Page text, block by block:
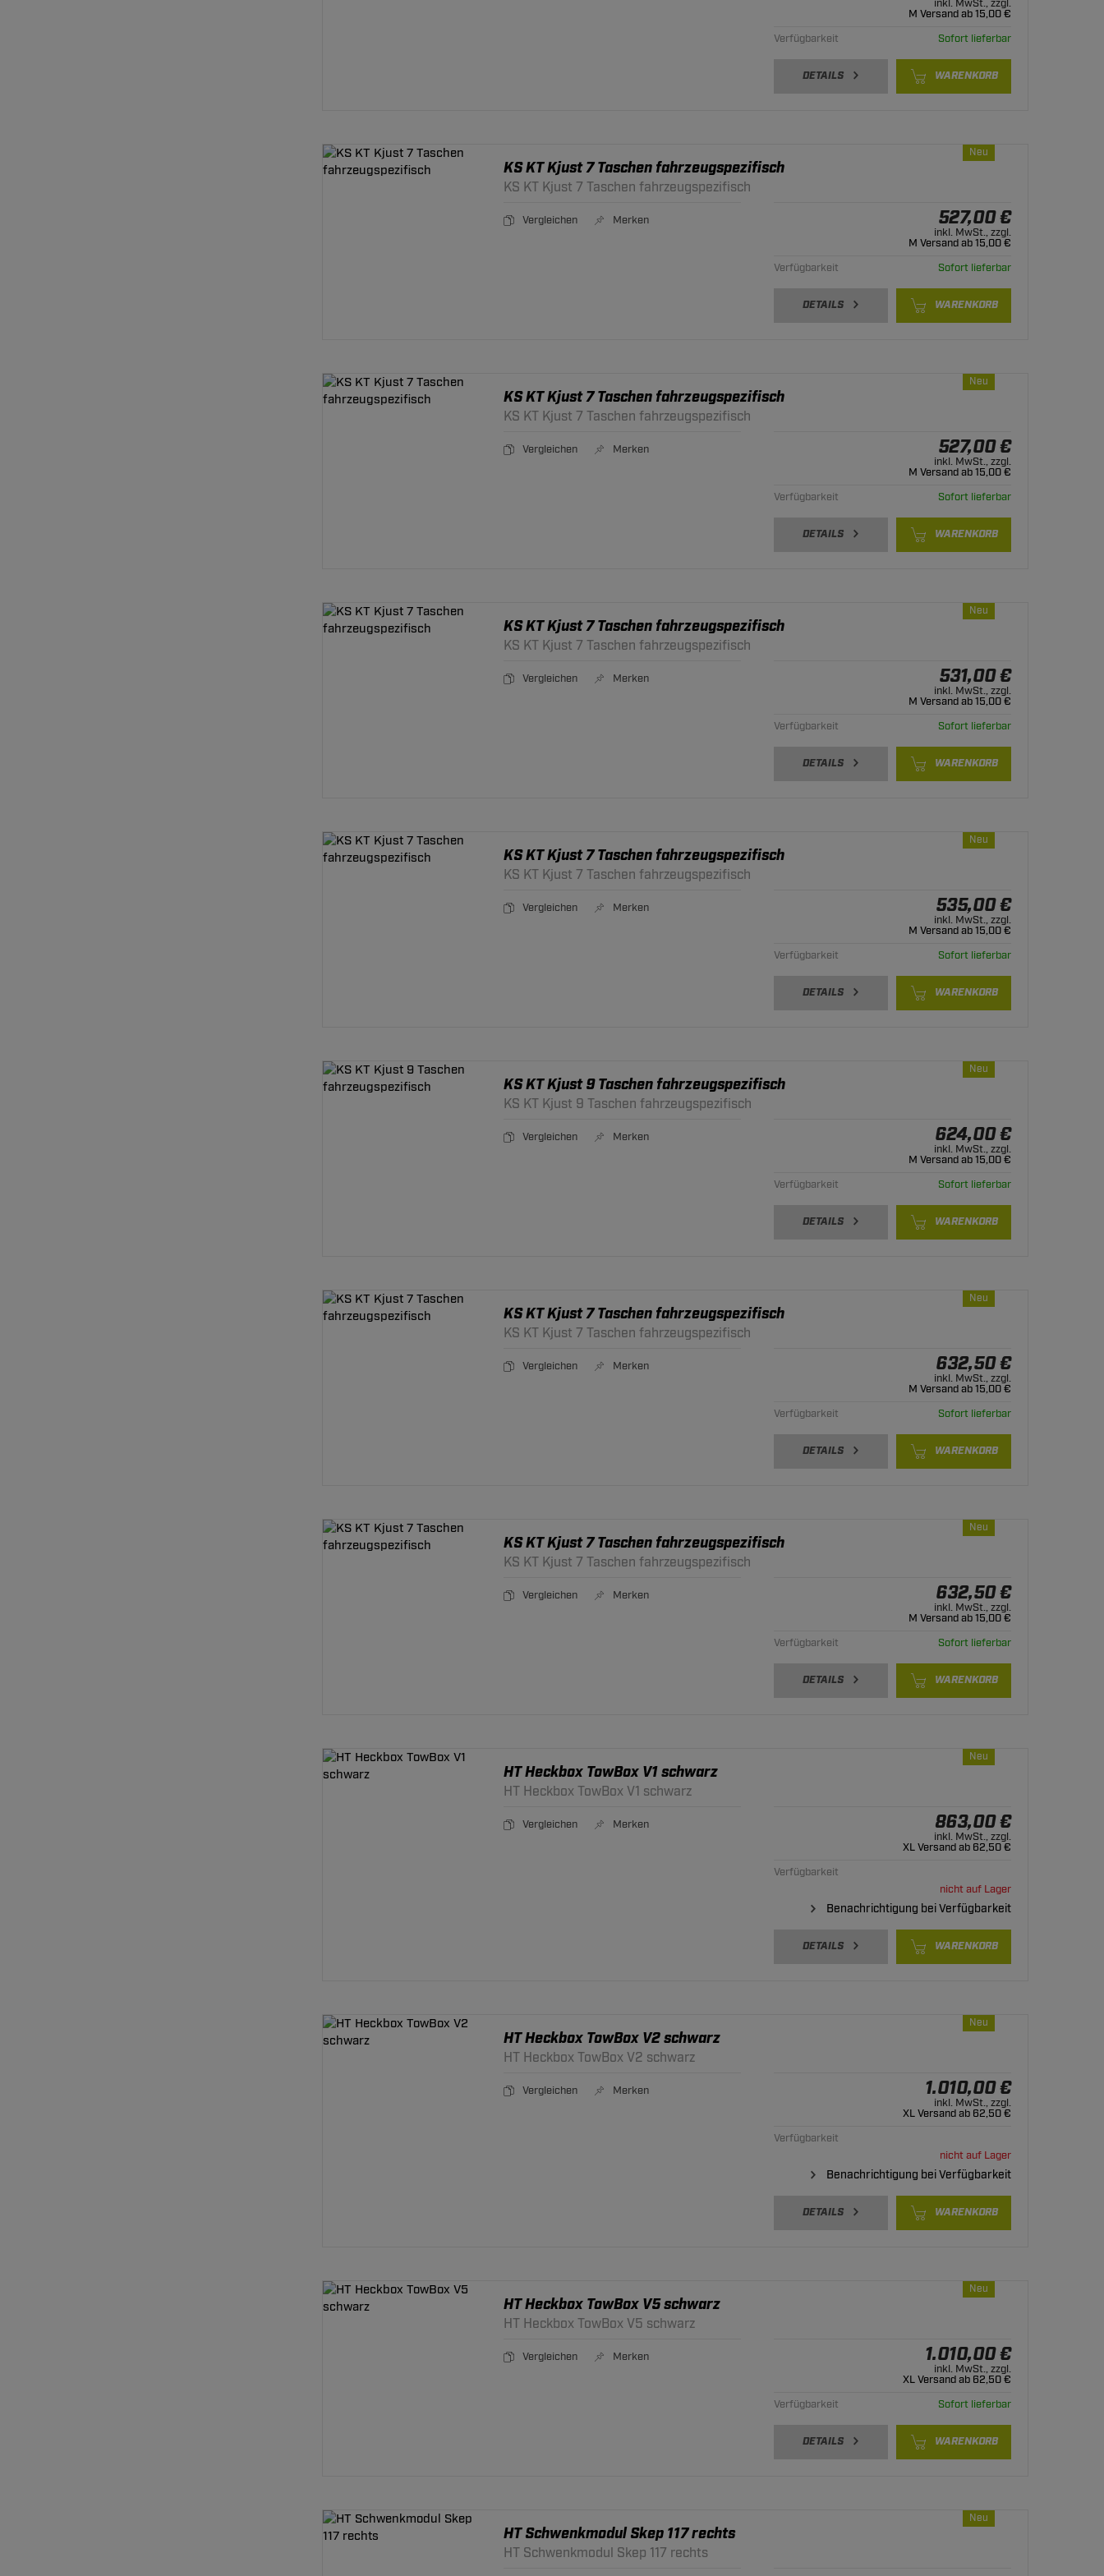
inkl. MwSt., zzgl.
M Versand ab 15,00 €
Verfügbarkeit
Sofort lieferbar
DETAILS WARENKORB
Neu
KS KT Kjust 7 Taschen fahrzeugspezifisch
KS KT Kjust 7 Taschen fahrzeugspezifisch
Vergleichen Merken 527,00 €
inkl. MwSt., zzgl.
M Versand ab 15,00 €
Verfügbarkeit
Sofort lieferbar
DETAILS WARENKORB
Neu
KS KT Kjust 7 Taschen fahrzeugspezifisch
KS KT Kjust 7 Taschen fahrzeugspezifisch
Vergleichen Merken 527,00 €
inkl. MwSt., zzgl.
M Versand ab 15,00 €
Verfügbarkeit
Sofort lieferbar
DETAILS WARENKORB
Neu
KS KT Kjust 7 Taschen fahrzeugspezifisch
KS KT Kjust 7 Taschen fahrzeugspezifisch
Vergleichen Merken 531,00 €
inkl. MwSt., zzgl.
M Versand ab 15,00 €
Verfügbarkeit
Sofort lieferbar
DETAILS WARENKORB
Neu
KS KT Kjust 7 Taschen fahrzeugspezifisch
KS KT Kjust 7 Taschen fahrzeugspezifisch
Vergleichen Merken 535,00 €
inkl. MwSt., zzgl.
M Versand ab 15,00 €
Verfügbarkeit
Sofort lieferbar
DETAILS WARENKORB
Neu
KS KT Kjust 9 Taschen fahrzeugspezifisch
KS KT Kjust 9 Taschen fahrzeugspezifisch
Vergleichen Merken 624,00 €
inkl. MwSt., zzgl.
M Versand ab 15,00 €
Verfügbarkeit
Sofort lieferbar
DETAILS WARENKORB
Neu
KS KT Kjust 7 Taschen fahrzeugspezifisch
KS KT Kjust 7 Taschen fahrzeugspezifisch
Vergleichen Merken 632,50 €
inkl. MwSt., zzgl.
M Versand ab 15,00 €
Verfügbarkeit
Sofort lieferbar
DETAILS WARENKORB
Neu
KS KT Kjust 7 Taschen fahrzeugspezifisch
KS KT Kjust 7 Taschen fahrzeugspezifisch
Vergleichen Merken 632,50 €
inkl. MwSt., zzgl.
M Versand ab 15,00 €
Verfügbarkeit
Sofort lieferbar
DETAILS WARENKORB
Neu
HT Heckbox TowBox V1 schwarz
HT Heckbox TowBox V1 schwarz
Vergleichen Merken 863,00 €
inkl. MwSt., zzgl.
XL Versand ab 62,50 €
Verfügbarkeit
nicht auf Lager
Benachrichtigung bei Verfügbarkeit
DETAILS WARENKORB
Neu
HT Heckbox TowBox V2 schwarz
HT Heckbox TowBox V2 schwarz
Vergleichen Merken 1.010,00 €
inkl. MwSt., zzgl.
XL Versand ab 62,50 €
Verfügbarkeit
nicht auf Lager
Benachrichtigung bei Verfügbarkeit
DETAILS WARENKORB
Neu
HT Heckbox TowBox V5 schwarz
HT Heckbox TowBox V5 schwarz
Vergleichen Merken 1.010,00 €
inkl. MwSt., zzgl.
XL Versand ab 62,50 €
Verfügbarkeit
Sofort lieferbar
DETAILS WARENKORB
Neu
HT Schwenkmodul Skep 117 rechts
HT Schwenkmodul Skep 117 rechts